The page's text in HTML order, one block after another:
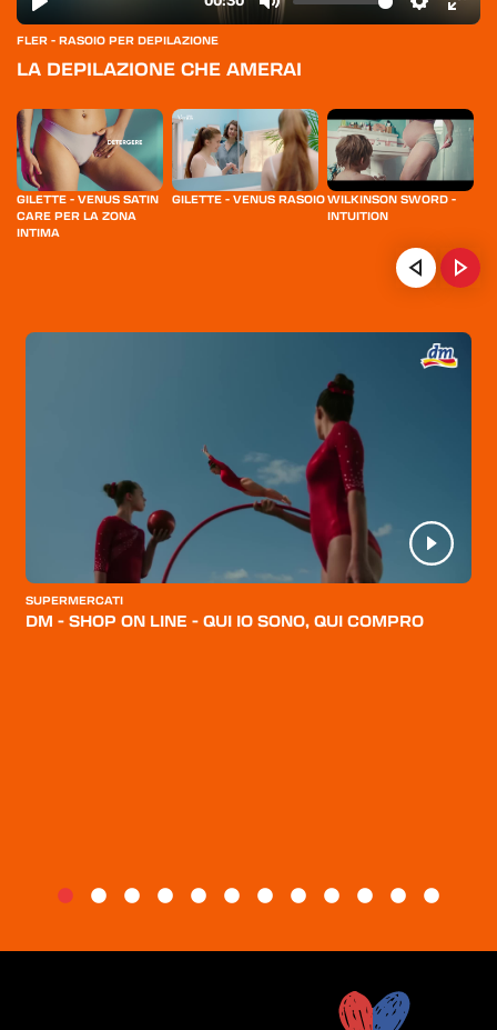
CATEGORIE
CHI SIAMO
FLER - RASOIO PER DEPILAZIONE
LA DEPILAZIONE CHE AMERAI
GILETTE - VENUS SATIN
CARE PER LA ZONA
INTIMA
GILETTE - VENUS RASOIOWILKINSON SWORD -
INTUITION
SUPERMERCATI
DM - SHOP ON LINE - QUI IO SONO, QUI COMPRO